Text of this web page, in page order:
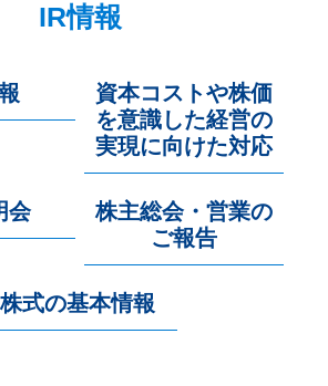
IR情報
資本コストや株価
を意識した経営の
実現に向けた対応
会
株主総会・営業の
ご報告
株式の基本情報